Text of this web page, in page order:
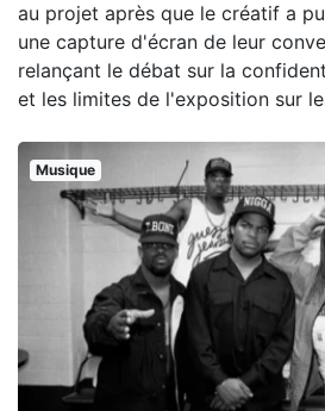
au projet après que le créatif a
une capture d'écran de leur
relançant le débat sur la
et les limites de l'exposition sur
Musique